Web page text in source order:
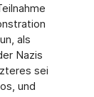
als
Nazis
sei
und